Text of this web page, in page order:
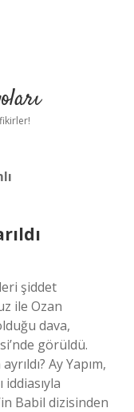
şiddet
ile Ozan
dava,
görüldü.
Ay Yapım,
iddiasıyla
Babil dizisinden